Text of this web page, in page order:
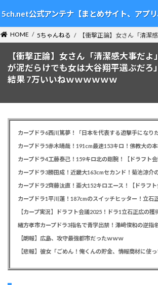
ン
テ
ン
ツ
ビ
ゲ
ー
シ
5ch.net公式アンテナ【まとめサイト、アプリ
HOME 5ちゃんねる 【衝撃正論】女さん「清
【衝撃正論】女さん「清潔感大事だ
が泥だらけでも女は大谷翔平選ぶだ
結果 7万いいねｗｗｗｗｗｗ
カープドラ4工藤泰己！159キロ北の剛腕！【ドラフト会
カープドラ2齊藤汰直！亜大152キロエース！【ドラフト
【カープ実況】ドラフト会議2025！ドラ1立石正広の獲
【朗報】広島、攻守最強都市だったｗｗｗ